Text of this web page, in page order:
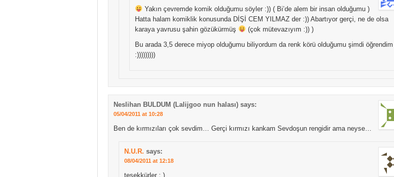
Yakın çevremde komik olduğumu söyler :)) ( Bi’de alem bir insan olduğumu )
Hatta halam komiklik konusunda DİŞİ CEM YILMAZ der :)) Abartıyor gerçi, ne de olsa
karaya yavrusu şahin gözükürmüş
(çok mütevazıyım :)) )
Bu arada 3,5 derece miyop olduğumu biliyordum da renk körü olduğumu şimdi öğrendim
:)))))))))
Neslihan BULDUM (Lalijgoo nun halası) says:
05/04/2011 at 10:28
Ben de kırmızıları çok sevdim… Gerçi kırmızı kankam Sevdoşun rengidir ama neyse…
N.U.R. says:
08/04/2011 at 12:18
teşekkürler : )